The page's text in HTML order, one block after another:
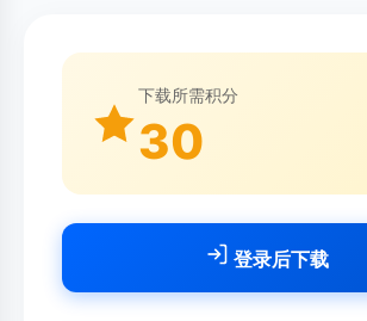
下载所需积分
30
登录后下载